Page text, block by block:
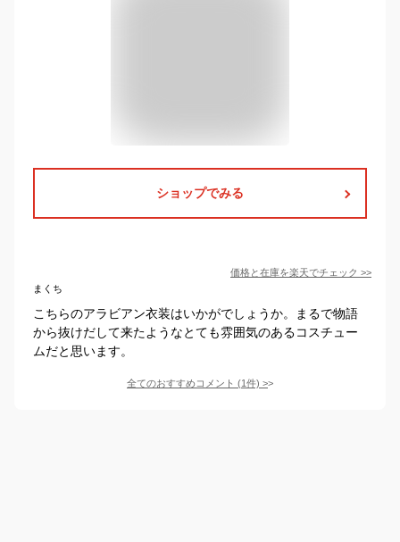
ショップでみる
価格と在庫を楽天でチェック >>
まくち
こちらのアラビアン衣装はいかがでしょうか。まるで物語
から抜けだして来たようなとても雰囲気のあるコスチュー
ムだと思います。
全てのおすすめコメント (1件) >